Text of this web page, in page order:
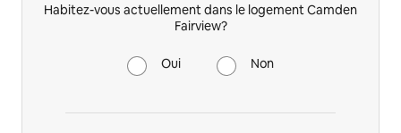
Habitez-vous actuellement dans le logement Camden
Fairview?
Oui Non